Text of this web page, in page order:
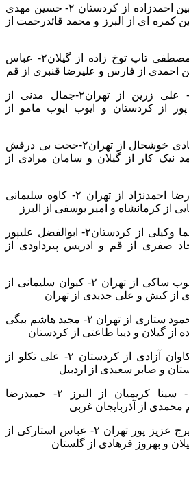
* وزن ۵۴- کیلوگرم: ۱- مبین احمدزاده از کردستان ۲- حسین مهدی
۳- امیر حسین کمره ای از البرز و محمد قائدرحمت از
* وزن ۵۷- کیلوگرم: ۱- مصطفی تاپ توخ زاده از گیلان۲- عباس
* وزن ۶۰- کیلوگرم: ۱- علی زرین از تهران۲-جمال مدنی از
امین پور از کردستان و ایوب ایوب مامو از
* وزن ۶۳- کیلوگرم: ۱- هادی خوشحال از تهران۲-حجت بی درفش
غربی ۳- احمد نیک کار از گیلان و سامان مرادی از
* وزن ۶۷- کیلوگرم: ۱- رضا احمدنژاد از تهران ۲- کاوه سلیمانی
* وزن ۷۱- کیلوگرم: ۱- نیما وکیلی از کردستان۲- ابوالفضل علیپور
مازندران ۳- سجاد صفری از قم و ادریس پیرداودی از
* وزن ۷۵- کیلوگرم: ۱- ایوب ساکی از تهران ۲- کیوان سلیمانی از
* وزن ۸۱- کیلوگرم: ۱- محمود ستاری از تهران ۲- مجید هاشم بیگی
* وزن ۸۶- کیلوگرم: ۱- کاوان آزادی از کردستان ۲- علی تکلو از
* وزن ۹۱- کیلوگرم: ۱- سینا کریمیان از البرز ۲- حمیدرضا
* وزن ۹۱+ کیلوگرم: ۱- ایرج عزیز پور تهران ۲- عباس استارکی از